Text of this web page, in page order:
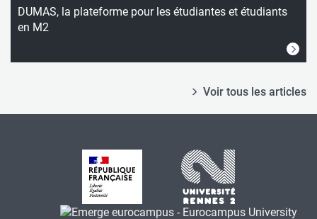
DUMAS, la plateforme pour les étudiantes et étudiants
en M2
Voir tous les articles